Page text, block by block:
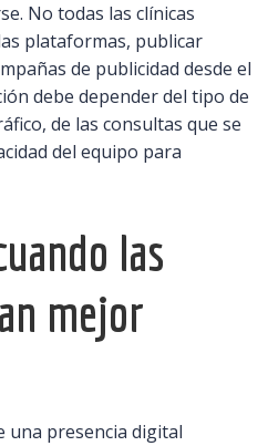
No todas las clínicas
plataformas, publicar
de publicidad desde el
debe depender del tipo de
de las consultas que se
del equipo para
las
mejor
una presencia digital